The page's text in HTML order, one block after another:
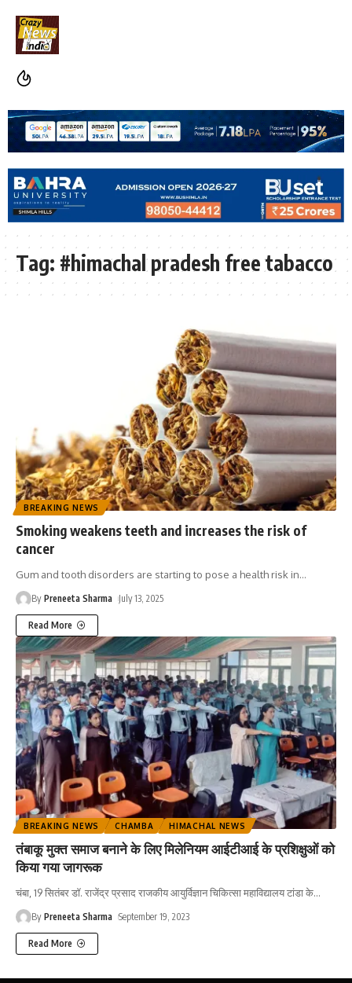
Tag: #himachal pradesh free tabacco
BREAKING NEWS
Smoking weakens teeth and increases the risk of
cancer
Gum and tooth disorders are starting to pose a health risk in…
By Preneeta Sharma July 13, 2025
Read More
BREAKING NEWS CHAMBA HIMACHAL NEWS
तंबाकू मुक्त समाज बनाने के लिए मिलेनियम आईटीआई के प्रशिक्षुओं को
किया गया जागरूक
चंबा, 19 सितंबर डॉ. राजेंद्र प्रसाद राजकीय आयुर्विज्ञान चिकित्सा महाविद्यालय टांडा के…
By Preneeta Sharma September 19, 2023
Read More